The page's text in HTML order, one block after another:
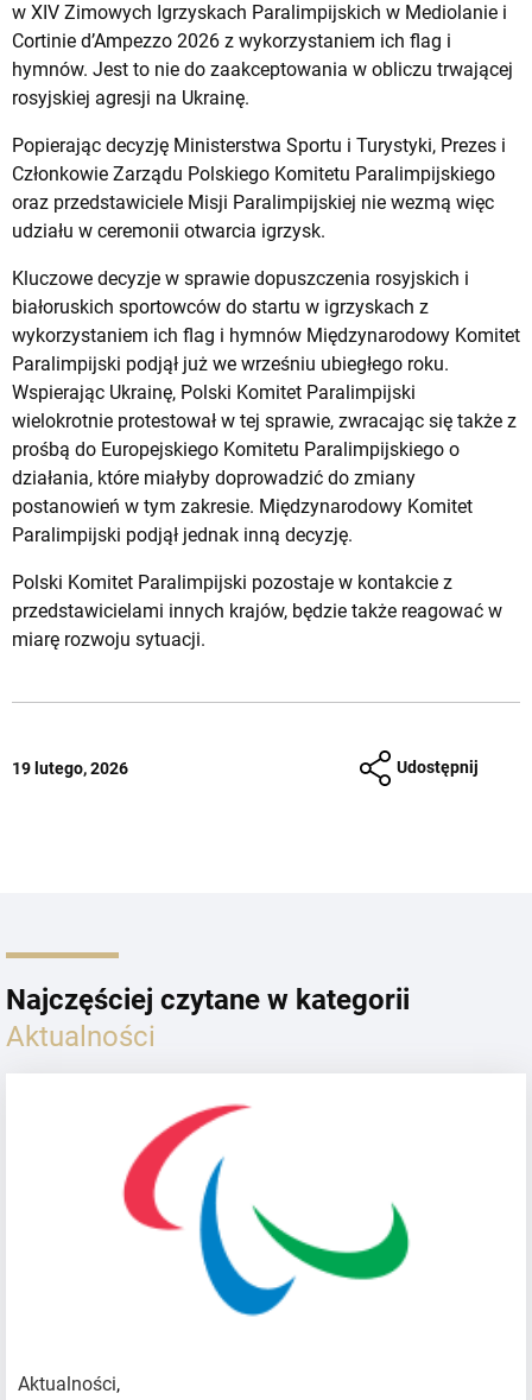
w XIV Zimowych Igrzyskach Paralimpijskich w Mediolanie i
Cortinie d’Ampezzo 2026 z wykorzystaniem ich flag i
hymnów. Jest to nie do zaakceptowania w obliczu trwającej
rosyjskiej agresji na Ukrainę.
Popierając decyzję Ministerstwa Sportu i Turystyki, Prezes i
Członkowie Zarządu Polskiego Komitetu Paralimpijskiego
oraz przedstawiciele Misji Paralimpijskiej nie wezmą więc
udziału w ceremonii otwarcia igrzysk.
Kluczowe decyzje w sprawie dopuszczenia rosyjskich i
białoruskich sportowców do startu w igrzyskach z
wykorzystaniem ich flag i hymnów Międzynarodowy Komitet
Paralimpijski podjął już we wrześniu ubiegłego roku.
Wspierając Ukrainę, Polski Komitet Paralimpijski
wielokrotnie protestował w tej sprawie, zwracając się także z
prośbą do Europejskiego Komitetu Paralimpijskiego o
działania, które miałyby doprowadzić do zmiany
postanowień w tym zakresie. Międzynarodowy Komitet
Paralimpijski podjął jednak inną decyzję.
Polski Komitet Paralimpijski pozostaje w kontakcie z
przedstawicielami innych krajów, będzie także reagować w
miarę rozwoju sytuacji.
19 lutego, 2026 Udostępnij
Najczęściej czytane w kategorii
Aktualności
Aktualności,